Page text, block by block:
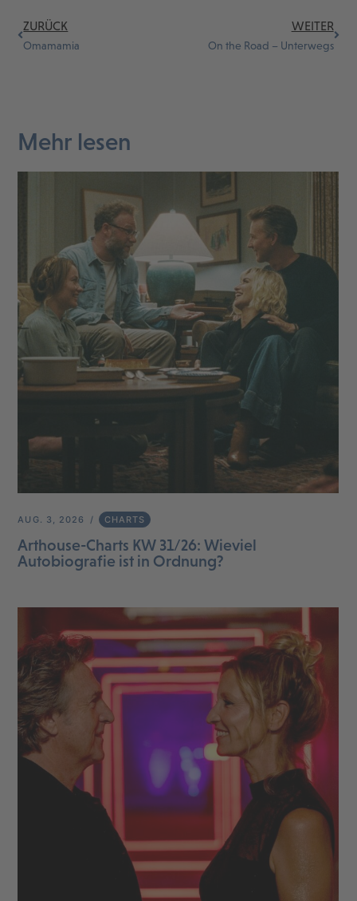
ZURÜCK
Omamamia
WEITER
On the Road – Unterwegs
Mehr lesen
AUG. 3, 2026 CHARTS
Arthouse-Charts KW 31/26: Wieviel
Autobiografie ist in Ordnung?